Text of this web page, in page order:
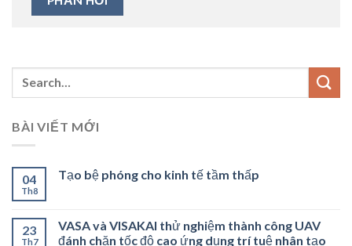
BÀI VIẾT MỚI
04
Th8
Tạo bệ phóng cho kinh tế tầm thấp
23
Th7
VASA và VISAKAI thử nghiệm thành công UAV
đánh chặn tốc độ cao ứng dụng trí tuệ nhân tạo